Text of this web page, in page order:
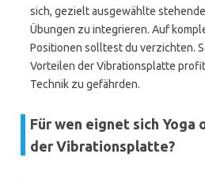
sich, gezielt ausgewählte
Übungen zu integrieren. Auf
Positionen solltest du verzichten.
Vorteilen der Vibrationsplatte
Technik zu gefährden.
Für wen eignet sich Yoga
der Vibrationsplatte?